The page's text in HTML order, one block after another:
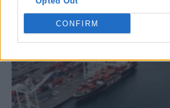
CONFIRM